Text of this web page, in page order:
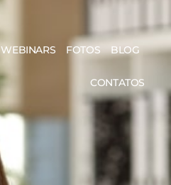
WEBINARS FOTOS BLOG
CONTATOS